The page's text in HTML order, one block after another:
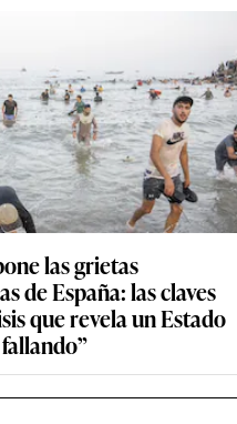
las grietas
de España: las claves
que revela un Estado